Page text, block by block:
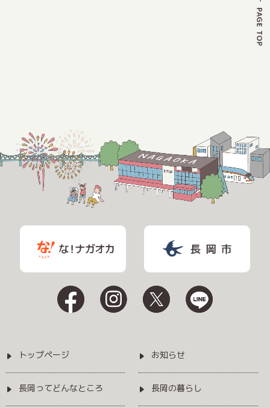
トップページ
長岡ってどんなところ
お知らせ
長岡の暮らし